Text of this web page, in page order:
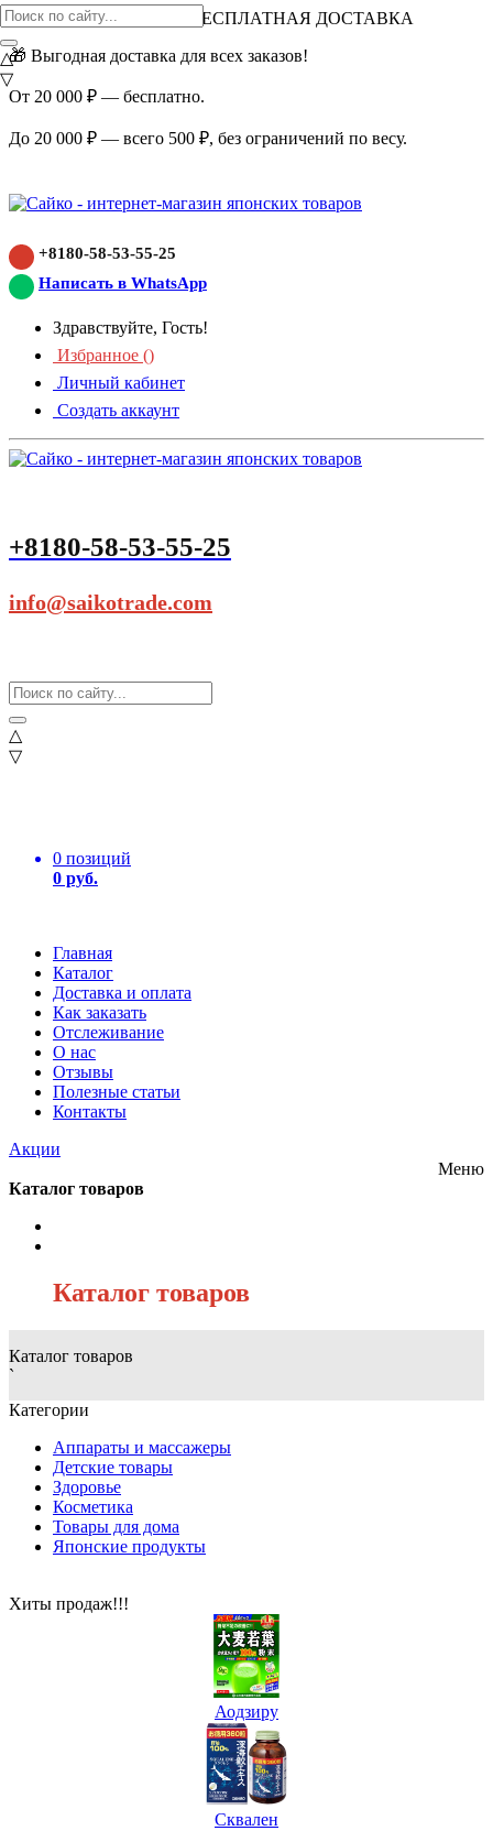
ВНИМАНИЕ АКЦИЯ!
БЕСПЛАТНАЯ ДОСТАВКА
🎁 Выгодная доставка для всех заказов!
От 20 000 ₽ — бесплатно.
До 20 000 ₽ — всего 500 ₽, без ограничений по весу.
+8180-58-53-55-25
Написать в WhatsApp
Здравствуйте, Гость!
Избранное ()
Личный кабинет
Создать аккаунт
+8180-58-53-55-25
info@saikotrade.com
△
▽
0 позиций
0 руб.
Главная
Каталог
Доставка и оплата
Как заказать
Отслеживание
О нас
Отзывы
Полезные статьи
Контакты
Акции
△
▽
Меню
Каталог товаров
Каталог товаров
Каталог товаров
`
Категории
Аппараты и массажеры
Детские товары
Здоровье
Косметика
Товары для дома
Японские продукты
Хиты продаж!!!
Аодзиру
Сквален